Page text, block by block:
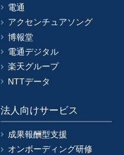
電通
アクセンチュアソング
博報堂
電通デジタル
楽天グループ
NTTデータ
法人向けサービス
成果報酬型支援
オンボーディング研修